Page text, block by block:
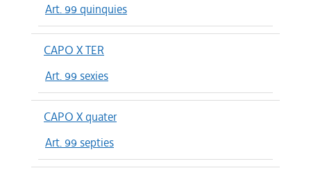
Art. 99 quinquies
CAPO X TER
Art. 99 sexies
CAPO X quater
Art. 99 septies